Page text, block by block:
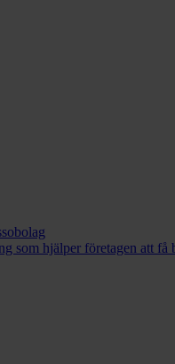
som hjälper företagen att